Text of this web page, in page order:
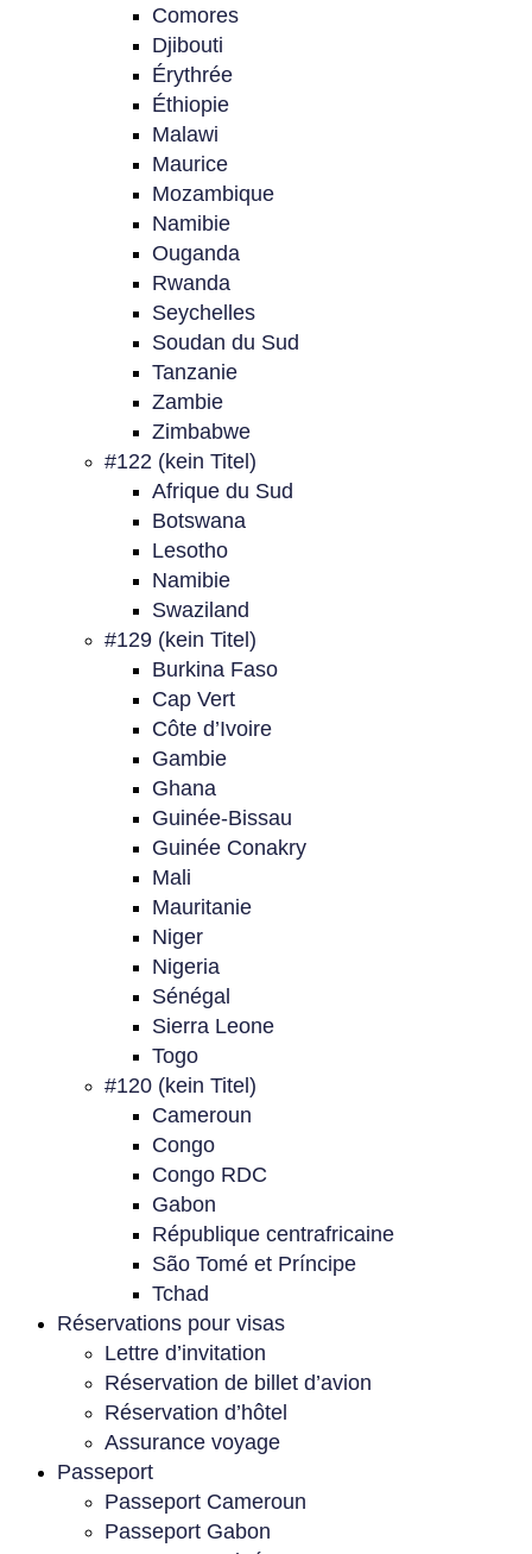
Comores
Djibouti
Érythrée
Éthiopie
Malawi
Maurice
Mozambique
Namibie
Ouganda
Rwanda
Seychelles
Soudan du Sud
Tanzanie
Zambie
Zimbabwe
#122 (kein Titel)
Afrique du Sud
Botswana
Lesotho
Namibie
Swaziland
#129 (kein Titel)
Burkina Faso
Cap Vert
Côte d’Ivoire
Gambie
Ghana
Guinée-Bissau
Guinée Conakry
Mali
Mauritanie
Niger
Nigeria
Sénégal
Sierra Leone
Togo
#120 (kein Titel)
Cameroun
Congo
Congo RDC
Gabon
République centrafricaine
São Tomé et Príncipe
Tchad
Réservations pour visas
Lettre d’invitation
Réservation de billet d’avion
Réservation d’hôtel
Assurance voyage
Passeport
Passeport Cameroun
Passeport Gabon